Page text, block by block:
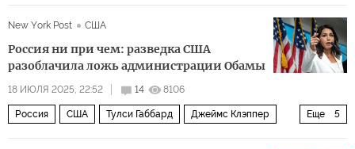
New York Post
США
Россия ни при чем: разведка США
разоблачила ложь администрации Обамы
18 ИЮЛЯ 2025, 22:52 14 8106
Еще 5
Россия США Тулси Габбард Джеймс Клэппер